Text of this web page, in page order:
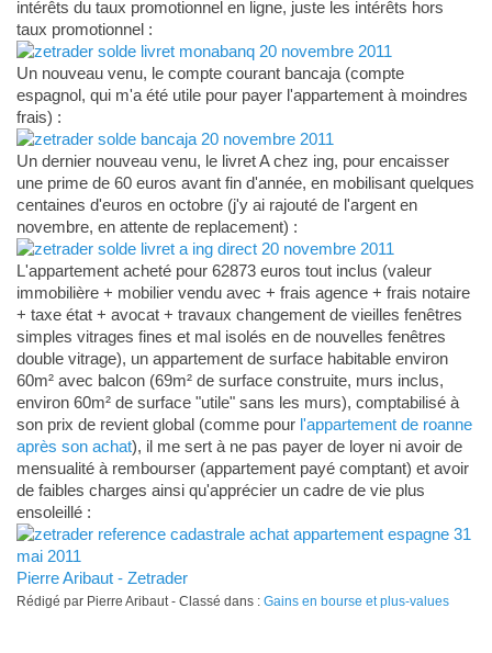
intérêts du taux promotionnel en ligne, juste les intérêts hors
taux promotionnel :
Un nouveau venu, le compte courant bancaja (compte
espagnol, qui m'a été utile pour payer l'appartement à moindres
frais) :
Un dernier nouveau venu, le livret A chez ing, pour encaisser
une prime de 60 euros avant fin d'année, en mobilisant quelques
centaines d'euros en octobre (j'y ai rajouté de l'argent en
novembre, en attente de replacement) :
L'appartement acheté pour 62873 euros tout inclus (valeur
immobilière + mobilier vendu avec + frais agence + frais notaire
+ taxe état + avocat + travaux changement de vieilles fenêtres
simples vitrages fines et mal isolés en de nouvelles fenêtres
double vitrage), un appartement de surface habitable environ
60m² avec balcon (69m² de surface construite, murs inclus,
environ 60m² de surface "utile" sans les murs), comptabilisé à
son prix de revient global (comme pour l'appartement de roanne
après son achat), il me sert à ne pas payer de loyer ni avoir de
mensualité à rembourser (appartement payé comptant) et avoir
de faibles charges ainsi qu'apprécier un cadre de vie plus
ensoleillé :
Pierre Aribaut - Zetrader
Rédigé par Pierre Aribaut - Classé dans : Gains en bourse et plus-values